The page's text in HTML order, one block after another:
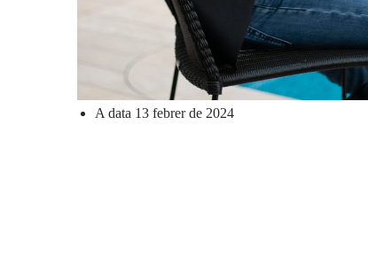
A data 13 febrer de 2024